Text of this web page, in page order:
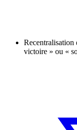
Recentralisation
victoire » ou «